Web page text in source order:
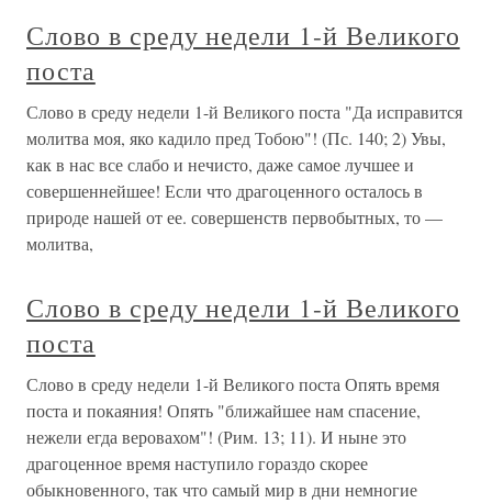
Слово в среду недели 1-й Великого
поста
Слово в среду недели 1-й Великого поста "Да исправится
молитва моя, яко кадило пред Тобою"! (Пс. 140; 2) Увы,
как в нас все слабо и нечисто, даже самое лучшее и
совершеннейшее! Если что драгоценного осталось в
природе нашей от ее. совершенств первобытных, то —
молитва,
Слово в среду недели 1-й Великого
поста
Слово в среду недели 1-й Великого поста Опять время
поста и покаяния! Опять "ближайшее нам спасение,
нежели егда веровахом"! (Рим. 13; 11). И ныне это
драгоценное время наступило гораздо скорее
обыкновенного, так что самый мир в дни немногие